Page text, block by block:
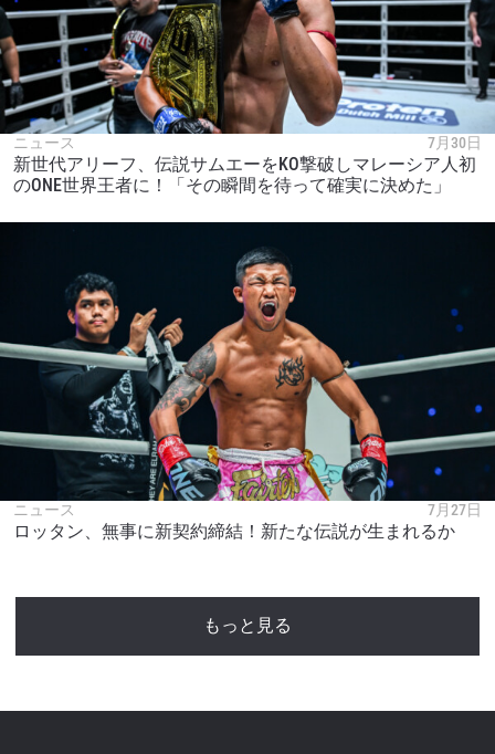
ニュース 7月30日
新世代アリーフ、伝説サムエーをKO撃破しマレーシア人初
のONE世界王者に！「その瞬間を待って確実に決めた」
ニュース 7月27日
ロッタン、無事に新契約締結！新たな伝説が生まれるか
もっと見る